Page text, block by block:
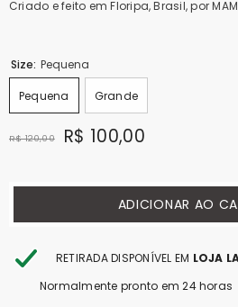
Criado e feito em Floripa, Brasil, por
Size: Pequena
Pequena Grande
R$ 120,00 R$ 100,00
ADICIONAR AO
RETIRADA DISPONÍVEL EM LOJA
Normalmente pronto em 24 horas